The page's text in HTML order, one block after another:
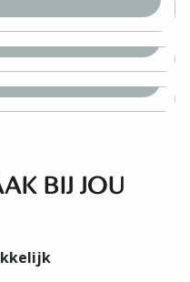
BIJ JOU